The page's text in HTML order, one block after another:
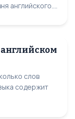
английского....
английском
слов
содержит